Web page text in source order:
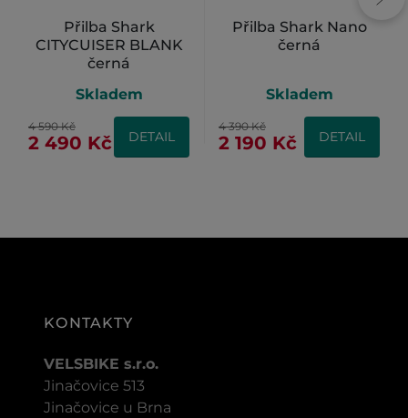
Přilba Shark
CITYCUISER BLANK
černá
Skladem
4 590 Kč
2 490 Kč DETAIL
Přilba Shark Nano
černá
Skladem
4 390 Kč
2 190 Kč DETAIL
KONTAKTY
VELSBIKE s.r.o.
Jinačovice 513
Jinačovice u Brna